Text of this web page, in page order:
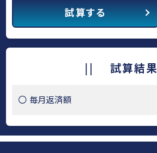
試算する
試算結果
毎月返済額